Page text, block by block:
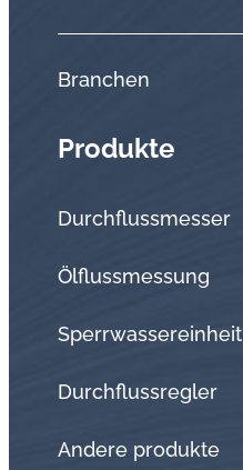
Branchen
Produkte
Durchflussmesser
Ölflussmessung
Sperrwassereinheit
Durchflussregler
Andere produkte